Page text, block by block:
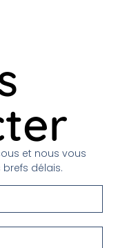
et nous vous
délais.